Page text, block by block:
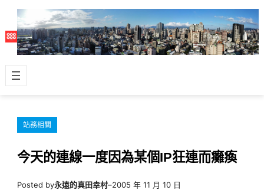
主
容
站務相關
今天的連線一度因為某個IP狂連而癱瘓
Posted by永遠的真田幸村–2005 年 11 月 10 日